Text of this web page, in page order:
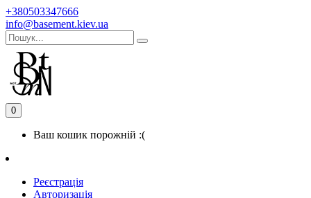
+380503347666
info@basement.kiev.ua
0
Ваш кошик порожній :(
Реєстрація
Авторизація